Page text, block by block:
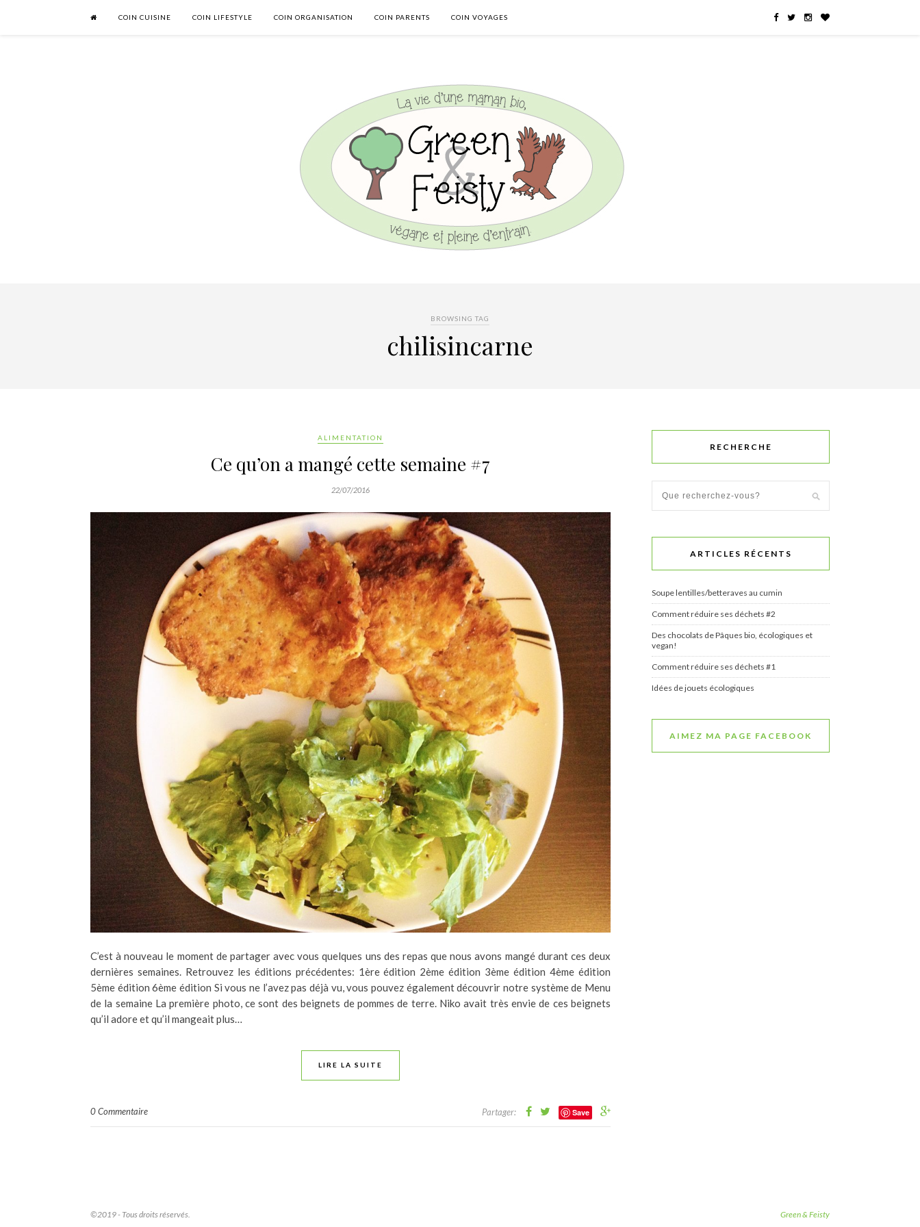
COIN CUISINE COIN LIFESTYLE COIN ORGANISATION COIN PARENTS COIN VOYAGES
BROWSING TAG
chilisincarne
ALIMENTATION
Ce qu’on a mangé cette semaine #7
22/07/2016
C’est à nouveau le moment de partager avec vous quelques uns des repas que nous avons mangé durant ces deux
dernières semaines. Retrouvez les éditions précédentes: 1ère édition 2ème édition 3ème édition 4ème édition
5ème édition 6ème édition Si vous ne l’avez pas déjà vu, vous pouvez également découvrir notre système de Menu
de la semaine La première photo, ce sont des beignets de pommes de terre. Niko avait très envie de ces beignets
qu’il adore et qu’il mangeait plus…
LIRE LA SUITE
0 Commentaire Partager: Save
RECHERCHE
ARTICLES RÉCENTS
Soupe lentilles/betteraves au cumin
Comment réduire ses déchets #2
Des chocolats de Pâques bio, écologiques et
vegan!
Comment réduire ses déchets #1
Idées de jouets écologiques
AIMEZ MA PAGE FACEBOOK
©2019 - Tous droits réservés. Green & Feisty